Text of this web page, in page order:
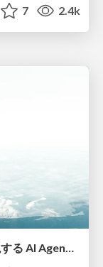
7 2.4k
自作LLM Native GORM Pluginで実現する AI Agentバックテスト基盤構築